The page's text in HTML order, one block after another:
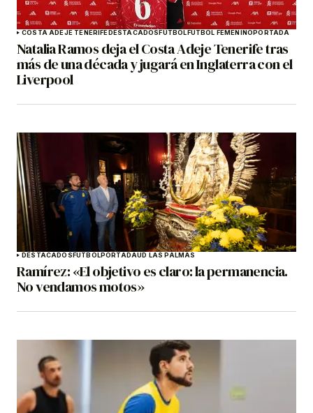
COSTA ADEJE TENERIFEDESTACADOSFÚTBOLFÚTBOL FEMENINOPORTADA
Natalia Ramos deja el Costa Adeje Tenerife tras
más de una década y jugará en Inglaterra con el
Liverpool
DESTACADOSFÚTBOLPORTADAUD LAS PALMAS
Ramírez: «El objetivo es claro: la permanencia.
No vendamos motos»